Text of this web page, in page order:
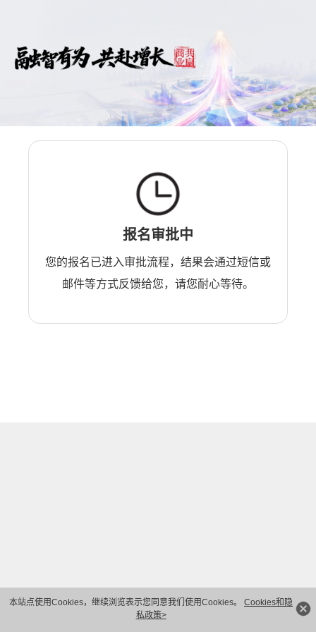
本站点使用Cookies，继续浏览表示您同意我们使用Cookies。 Cookies和隐
私政策>
报名审批中
您的报名已进入审批流程，结果会通过短信或
邮件等方式反馈给您，请您耐心等待。